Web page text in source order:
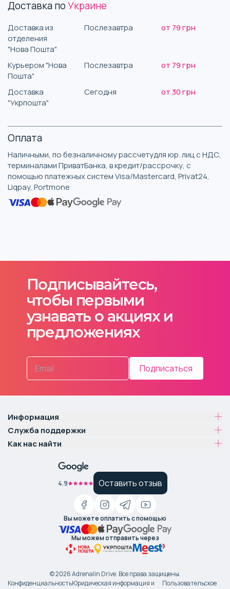
Доставка поУкраине
Доставка из
отделения
"Нова Пошта"
Послезавтра от 79 грн
Курьером "Нова
Пошта"
Послезавтра от 79 грн
Доставка
"Укрпошта"
Сегодня от 30 грн
Оплата
Наличными, по безналичному рассчетудля юр. лиц с НДС,
терминалами ПриватБанка, в кредит/рассрочку, с
помощью платежных систем Visa/Mastercard, Privat24,
Liqpay, Portmone
Подписывайтесь,
чтобы первыми
узнавать о акциях и
предложениях
Подписаться
Информация
Служба поддержки
Как нас найти
4.9 Оставить отзыв
Вы можете оплатить с помощью
Мы можем отправить через
©2026Adrenalin Drive. Все права защищены.
КонфиденциальностьЮридическая информация и
Пользовательское